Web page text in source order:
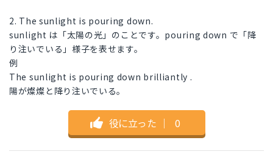
2. The sunlight is pouring down.
sunlight は「太陽の光」のことです。pouring down で「降
り注いでいる」様子を表せます。
例
The sunlight is pouring down brilliantly .
陽が燦燦と降り注いでいる。
役に立った ｜ 0